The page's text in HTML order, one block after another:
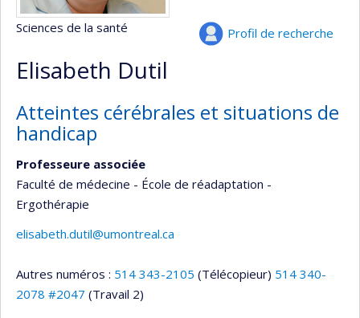
Profil de recherche
Sciences de la santé
Elisabeth Dutil
Atteintes cérébrales et situations de
handicap
Professeure associée
Faculté de médecine - École de réadaptation -
Ergothérapie
elisabeth.dutil@umontreal.ca
Autres numéros : 514 343-2105 (Télécopieur) 514 340-
2078 #2047 (Travail 2)